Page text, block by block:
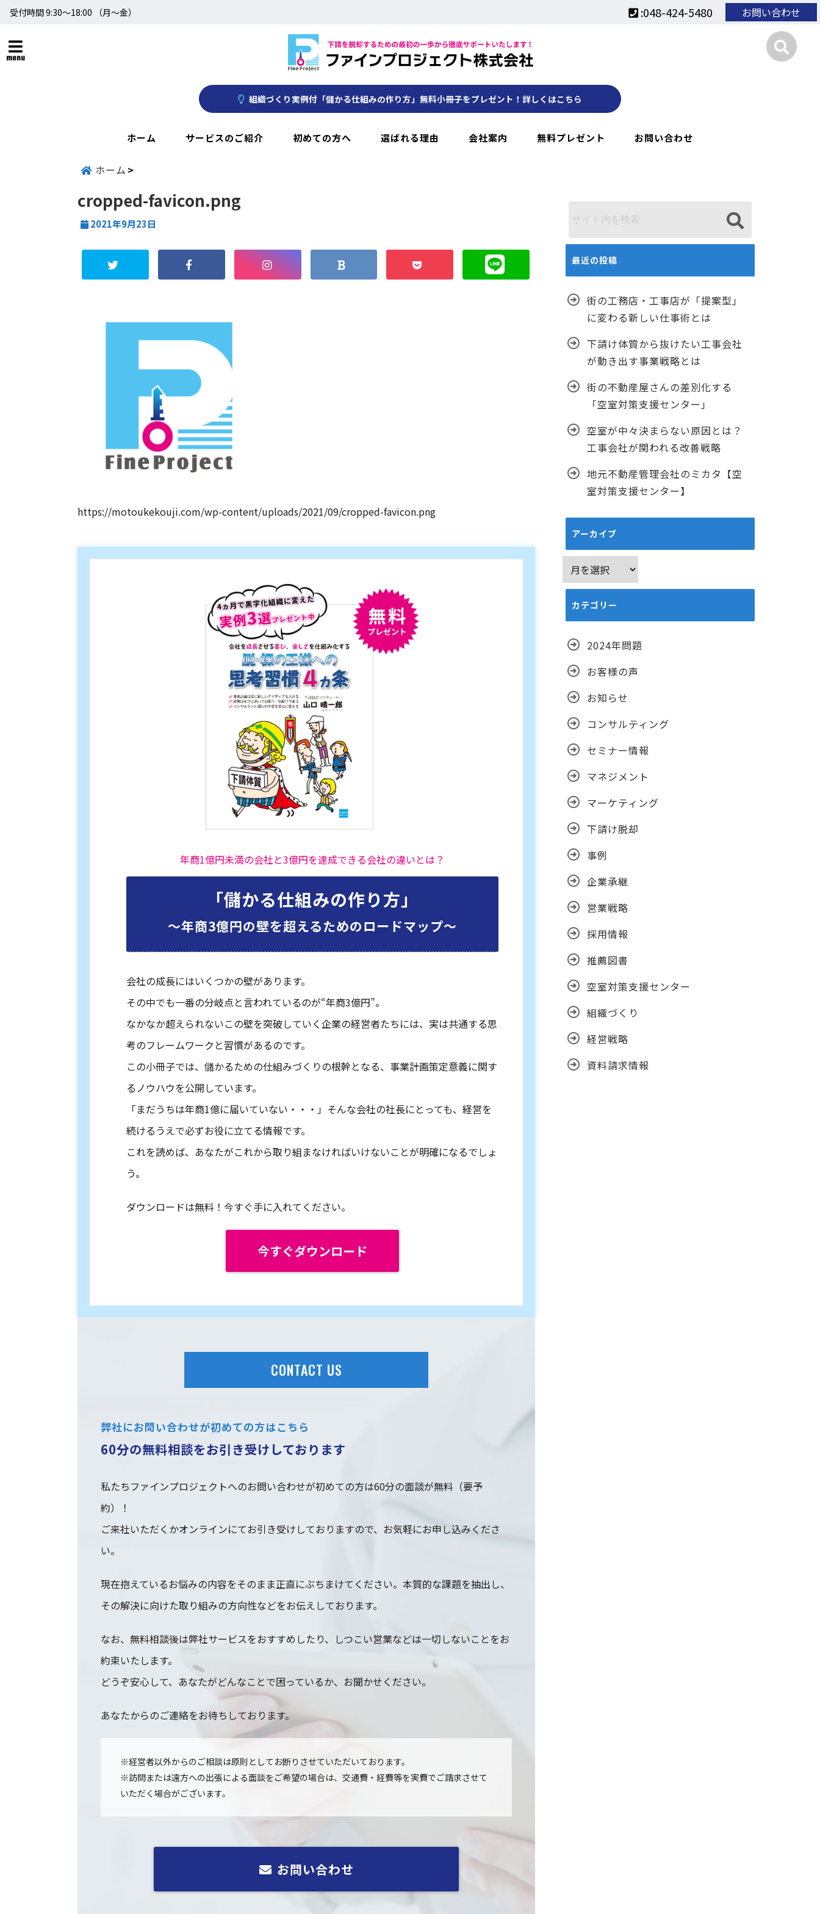
受付時間 9:30～18:00 （月〜金） お問い合わせ
:048-424-5480
menu
組織づくり実例付「儲かる仕組みの作り方」無料小冊子をプレゼント！詳しくはこちら
ホーム サービスのご紹介 初めての方へ 選ばれる理由 会社案内 無料プレゼント お問い合わせ
ホーム
cropped-favicon.png
2021年9月23日
https://motoukekouji.com/wp-content/uploads/2021/09/cropped-favicon.png
年商1億円未満の会社と3億円を達成できる会社の違いとは？
「儲かる仕組みの作り方」
〜年商3億円の壁を超えるためのロードマップ〜
会社の成長にはいくつかの壁があります。
その中でも一番の分岐点と言われているのが“年商3億円”。
なかなか超えられないこの壁を突破していく企業の経営者たちには、実は共通する思
考のフレームワークと習慣があるのです。
この小冊子では、儲かるための仕組みづくりの根幹となる、事業計画策定意義に関す
るノウハウを公開しています。
「まだうちは年商1億に届いていない・・・」そんな会社の社長にとっても、経営を
続けるうえで必ずお役に立てる情報です。
これを読めば、あなたがこれから取り組まなければいけないことが明確になるでしょ
う。
ダウンロードは無料！今すぐ手に入れてください。
今すぐダウンロード
CONTACT US
弊社にお問い合わせが初めての方はこちら
60分の無料相談をお引き受けしております
私たちファインプロジェクトへのお問い合わせが初めての方は60分の面談が無料（要予
約）！
ご来社いただくかオンラインにてお引き受けしておりますので、お気軽にお申し込みくださ
い。
現在抱えているお悩みの内容をそのまま正直にぶちまけてください。本質的な課題を抽出し、
その解決に向けた取り組みの方向性などをお伝えしております。
なお、無料相談後は弊社サービスをおすすめしたり、しつこい営業などは一切しないことをお
約束いたします。
どうぞ安心して、あなたがどんなことで困っているか、お聞かせください。
あなたからのご連絡をお待ちしております。
※経営者以外からのご相談は原則としてお断りさせていただいております。
※訪問または遠方への出張による面談をご希望の場合は、交通費・経費等を実費でご請求させて
いただく場合がございます。
お問い合わせ
最近の投稿
街の工務店・工事店が「提案型」
に変わる新しい仕事術とは
下請け体質から抜けたい工事会社
が動き出す事業戦略とは
街の不動産屋さんの差別化する
「空室対策支援センター」
空室が中々決まらない原因とは？
工事会社が関われる改善戦略
地元不動産管理会社のミカタ【空
室対策支援センター】
アーカイブ
ー
カ
ブ
カテゴリー
2024年問題
お客様の声
お知らせ
コンサルティング
セミナー情報
マネジメント
マーケティング
下請け脱却
事例
企業承継
営業戦略
採用情報
推薦図書
空室対策支援センター
組織づくり
経営戦略
資料請求情報